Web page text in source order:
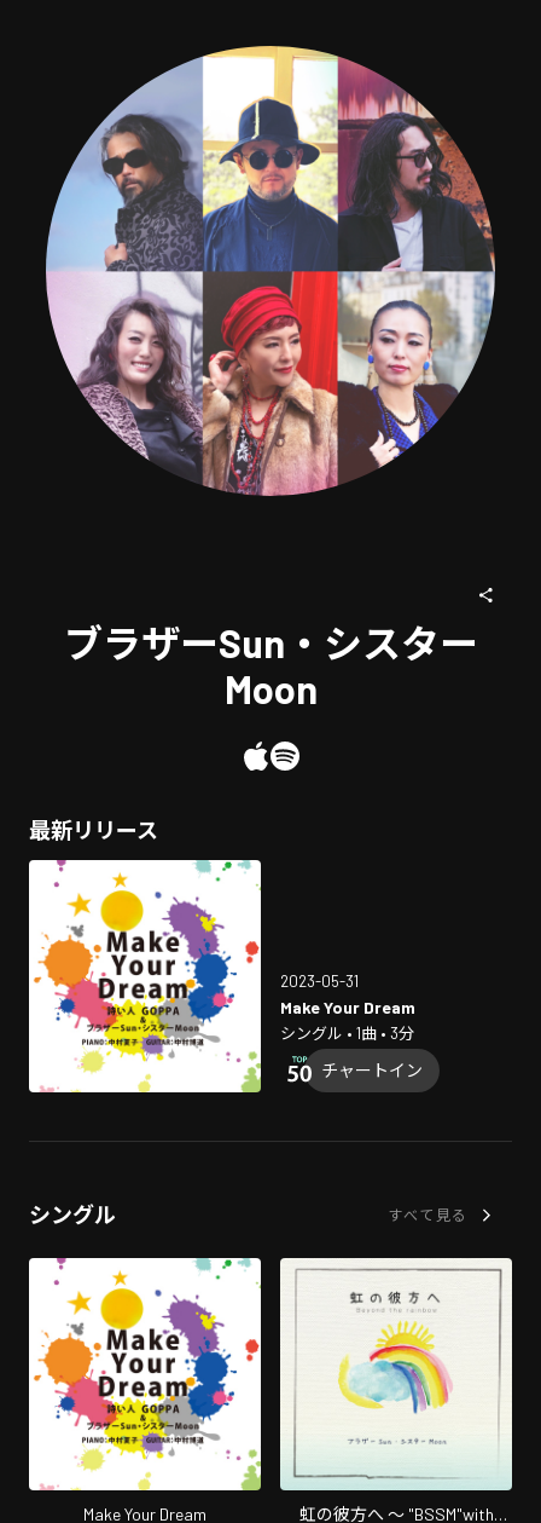
ブラザーSun・シスター
Moon
最新リリース
2023-05-31
Make Your Dream
シングル • 1曲 • 3分
チャートイン
シングル すべて見る
Make Your Dream
虹の彼方へ ～ "BSSM"with